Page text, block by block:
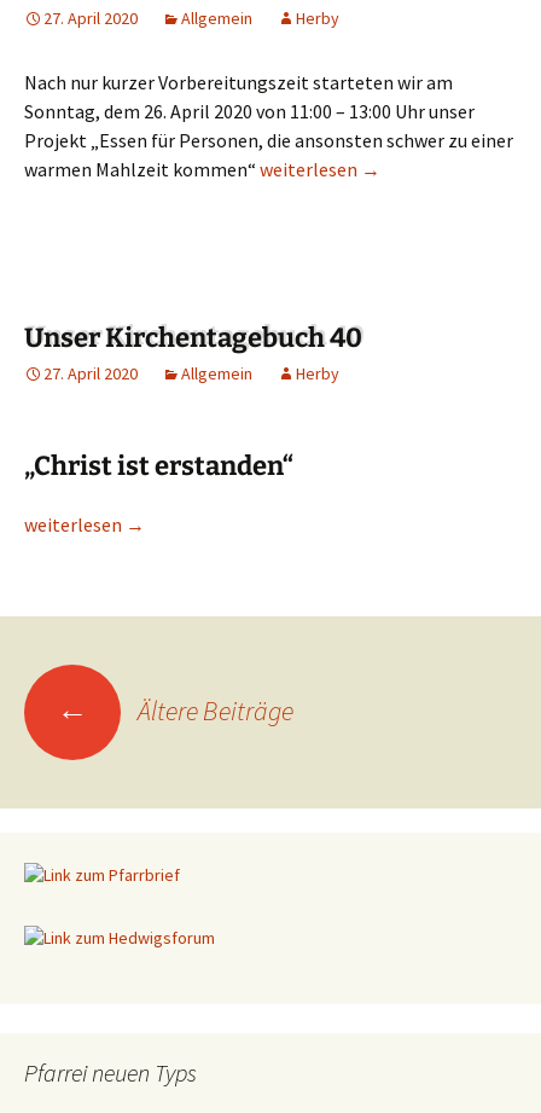
27. April 2020 Allgemein Herby
Nach nur kurzer Vorbereitungszeit starteten wir am
Sonntag, dem 26. April 2020 von 11:00 – 13:00 Uhr unser
Projekt „Essen für Personen, die ansonsten schwer zu einer
warmen Mahlzeit kommen“ Ein schöner Erfolg! – 30 Essen
weiterlesen →
Unser Kirchentagebuch 40
27. April 2020 Allgemein Herby
„Christ ist erstanden“
Unser Kirchentagebuch 40
weiterlesen →
Beitragsnavigation
← Ältere Beiträge
Pfarrei neuen Typs